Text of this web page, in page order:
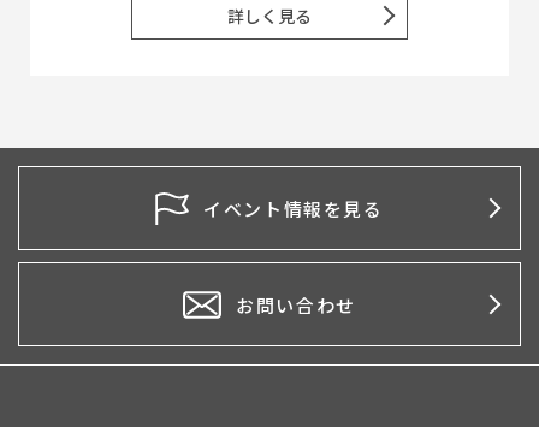
詳しく見る
イベント情報を見る
お問い合わせ